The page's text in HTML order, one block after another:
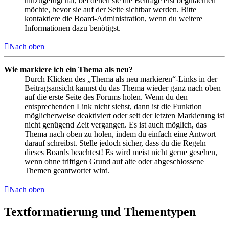
möchte, bevor sie auf der Seite sichtbar werden. Bitte
kontaktiere die Board-Administration, wenn du weitere
Informationen dazu benötigst.
Nach oben
Wie markiere ich ein Thema als neu?
Durch Klicken des „Thema als neu markieren“-Links in der
Beitragsansicht kannst du das Thema wieder ganz nach oben
auf die erste Seite des Forums holen. Wenn du den
entsprechenden Link nicht siehst, dann ist die Funktion
möglicherweise deaktiviert oder seit der letzten Markierung ist
nicht genügend Zeit vergangen. Es ist auch möglich, das
Thema nach oben zu holen, indem du einfach eine Antwort
darauf schreibst. Stelle jedoch sicher, dass du die Regeln
dieses Boards beachtest! Es wird meist nicht gerne gesehen,
wenn ohne triftigen Grund auf alte oder abgeschlossene
Themen geantwortet wird.
Nach oben
Textformatierung und Thementypen